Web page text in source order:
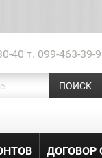
40 т. 099-463-39-
ПОИСК
ДОГОВОР